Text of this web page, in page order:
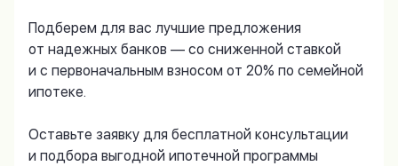
Подберем для вас лучшие предложения
от надежных банков — со сниженной ставкой
и с первоначальным взносом от 20% по семейной
ипотеке.
Оставьте заявку для бесплатной консультации
и подбора выгодной ипотечной программы